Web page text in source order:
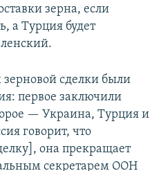
зерна, если
а Турция будет
сделки были
первое заключили
— Украина, Турция и
говорит, что
она прекращает
секретарем ООН